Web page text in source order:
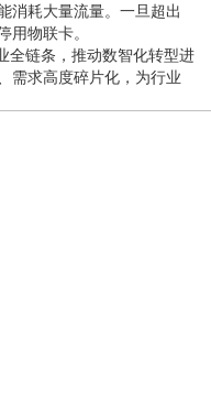
消耗大量流量。一旦超出
用物联卡。
全链条，推动数智化转型进
需求高度碎片化，为行业